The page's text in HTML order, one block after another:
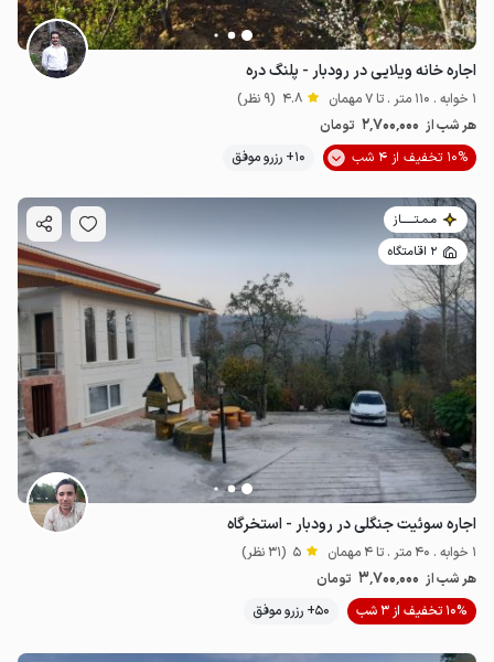
اجاره خانه ویلایی در رودبار - پلنگ دره
1 خوابه . 110 متر . تا 7 مهمان 4.8 (9 نظر)
هر شب از 2٬700٬000 تومان
10% تخفیف از 4 شب
10+ رزرو موفق
مـمـتــــــاز
2 اقامتگاه
اجاره سوئیت جنگلی در رودبار - استخرگاه
1 خوابه . 40 متر . تا 4 مهمان 5 (31 نظر)
هر شب از 3٬700٬000 تومان
10% تخفیف از 3 شب
50+ رزرو موفق